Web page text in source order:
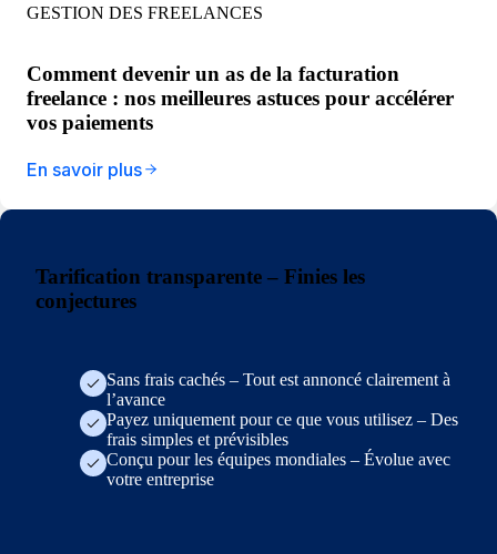
GESTION DES FREELANCES
Comment devenir un as de la facturation
freelance : nos meilleures astuces pour accélérer
vos paiements
En savoir plus
Tarification transparente – Finies les
conjectures
Sans frais cachés – Tout est annoncé clairement à
l’avance
Payez uniquement pour ce que vous utilisez – Des
frais simples et prévisibles
Conçu pour les équipes mondiales – Évolue avec
votre entreprise